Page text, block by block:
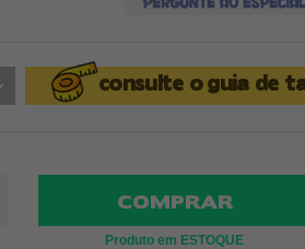
consulte oguia de
COMPRAR
Produto em ESTOQUE